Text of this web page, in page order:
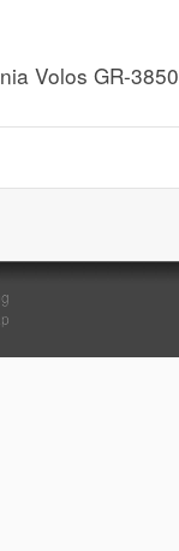
Volos GR-